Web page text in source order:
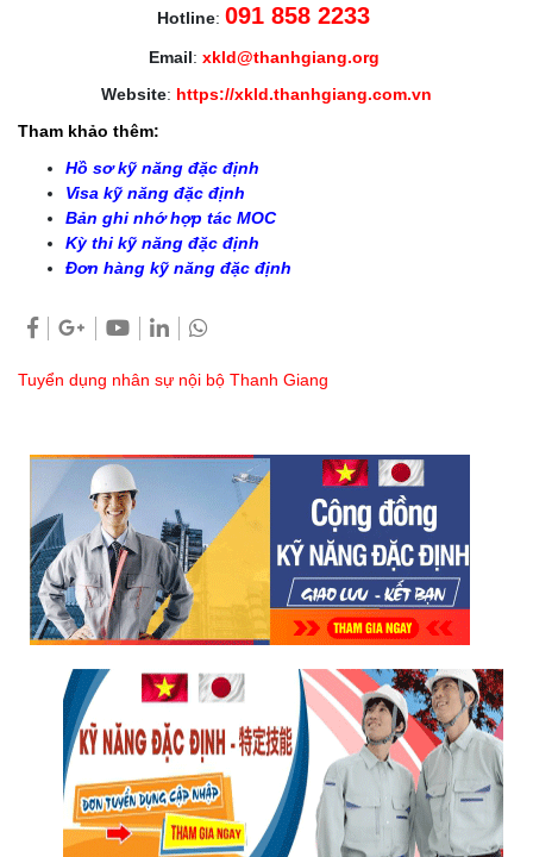
Hotline: 091 858 2233
Email: xkld@thanhgiang.org
Website: https://xkld.thanhgiang.com.vn
Tham khảo thêm:
Hồ sơ kỹ năng đặc định
Visa kỹ năng đặc định
Bản ghi nhớ hợp tác MOC
Kỳ thi kỹ năng đặc định
Đơn hàng kỹ năng đặc định
Tuyển dụng nhân sự nội bộ Thanh Giang